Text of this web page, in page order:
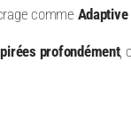
comme Adaptive
profondément,